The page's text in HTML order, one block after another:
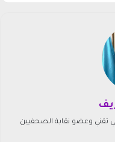
وعضو نقابة الصحفيين